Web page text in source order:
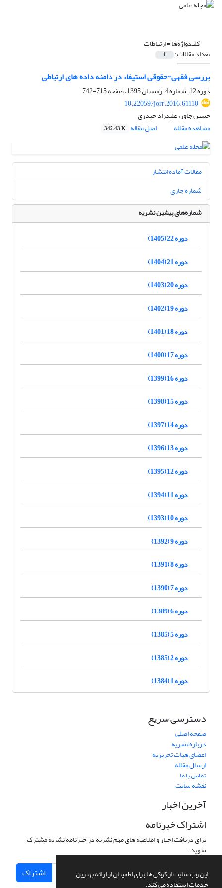
این وب سایت از کوکی ها برای اطمینان از ارائه بهترین
خدمات استفاده می کند.
کلیدواژه‌ها =ارتباطات
تعداد مقالات: 1
بررسی فقهی-حقوقی استیفاء در دامنه داده های ارتباطی
دوره 12، شماره 4، زمستان 1395، صفحه
715-742
10.22059/jorr.2016.61110
حسین جاور، علیمراد حیدری
مشاهده مقاله
اصل مقاله 345.43 K
مقالات آماده انتشار
شماره جاری
شماره‌های پیشین نشریه
دوره 22 (1405)
دوره 21 (1404)
دوره 20 (1403)
دوره 19 (1402)
دوره 18 (1401)
دوره 17 (1400)
دوره 16 (1399)
دوره 15 (1398)
دوره 14 (1397)
دوره 13 (1396)
دوره 12 (1395)
دوره 11 (1394)
دوره 10 (1393)
دوره 9 (1392)
دوره 8 (1391)
دوره 7 (1390)
دوره 6 (1389)
دوره 5 (1385)
دوره 2 (1385)
دوره 1 (1384)
دسترسی سریع
صفحه اصلی
درباره نشریه
اعضای هیات تحریریه
ارسال مقاله
تماس با ما
نقشه سایت
آخرین اخبار
اشتراک خبرنامه
برای دریافت اخبار و اطلاعیه های مهم نشریه در خبرنامه نشریه مشترک
شوید.
اشتراک